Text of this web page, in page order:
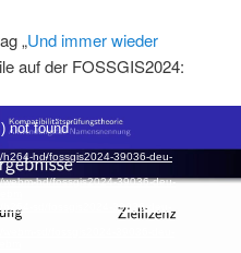
„Und immer wieder
auf der FOSSGIS2024: